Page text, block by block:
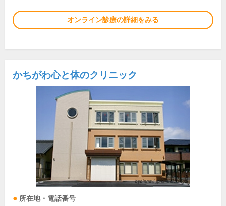
オンライン診療の詳細をみる
かちがわ心と体のクリニック
所在地・電話番号